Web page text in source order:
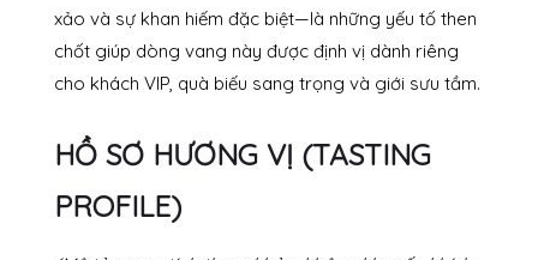
xảo và sự khan hiếm đặc biệt—là những yếu tố then
chốt giúp dòng vang này được định vị dành riêng
cho khách VIP, quà biếu sang trọng và giới sưu tầm.
HỒ SƠ HƯƠNG VỊ (TASTING
PROFILE)